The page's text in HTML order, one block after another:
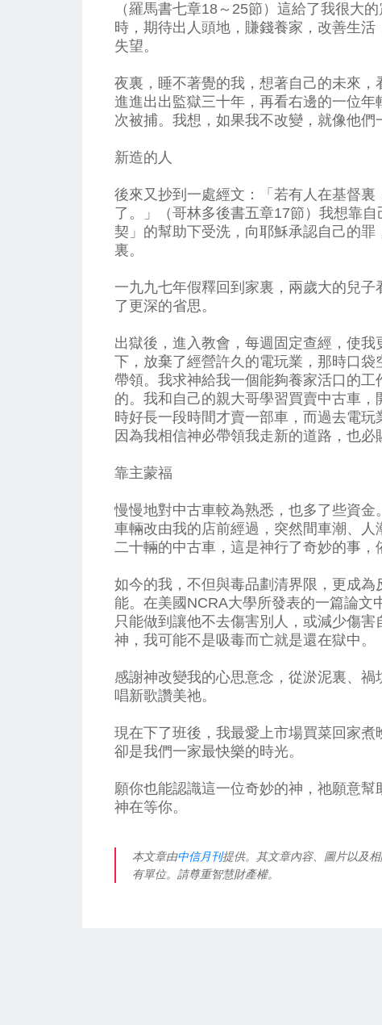
（羅馬書七章18～25節）這給了我很大
時，期待出人頭地，賺錢養家，改善生
失望。
夜裏，睡不著覺的我，想著自己的未來，
進進出出監獄三十年，再看右邊的一位
次被捕。我想，如果我不改變，就像他們
新造的人
後來又抄到一處經文：「若有人在基督
了。」（哥林多後書五章17節）我想靠
契」的幫助下受洗，向耶穌承認自己的
裏。
一九九七年假釋回到家裏，兩歲大的兒
了更深的省思。
出獄後，進入教會，每週固定查經，使
下，放棄了經營許久的電玩業，那時口
帶領。我求神給我一個能夠養家活口的
的。我和自己的親大哥學習買賣中古車
時好長一段時間才賣一部車，而過去電玩
因為我相信神必帶領我走新的道路，也必
靠主蒙福
慢慢地對中古車較為熟悉，也多了些資
車輛改由我的店前經過，突然間車潮、
二十輛的中古車，這是神行了奇妙的事，
如今的我，不但與毒品劃清界限，更成
能。在美國NCRA大學所發表的一篇論文
只能做到讓他不去傷害別人，或減少傷
神，我可能不是吸毒而亡就是還在獄中。
感謝神改變我的心思意念，從淤泥裏、
唱新歌讚美祂。
現在下了班後，我最愛上市場買菜回家
卻是我們一家最快樂的時光。
願你也能認識這一位奇妙的神，祂願意幫
神在等你。
本文章由中信月刊提供。其文章內容、圖片以及
有單位。請尊重智慧財產權。